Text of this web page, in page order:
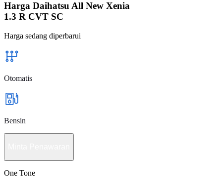
Harga Daihatsu All New Xenia
1.3 R CVT SC
Harga sedang diperbarui
Otomatis
Bensin
One Tone